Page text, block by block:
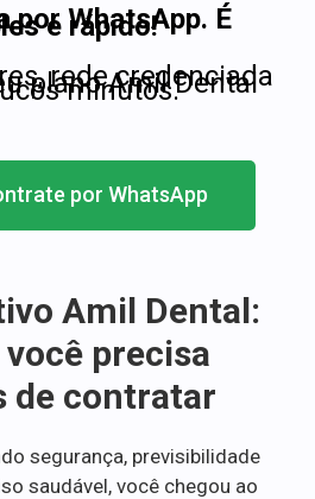
por WhatsApp. É
e rápido!
rede credenciada
plano Amil Dental
minutos.
por WhatsApp
Amil Dental:
precisa
de contratar
segurança, previsibilidade
saudável, você chegou ao